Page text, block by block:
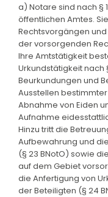
a) Notare sind nach §
öffentlichen Amtes.
Rechtsvorgängen
der vorsorgenden
Ihre Amtstätigkeit
Urkundstätigkeit nach
Beurkundungen und
Ausstellen
Abnahme von Eiden
Aufnahme
Hinzu tritt die
Aufbewahrung und
(§ 23 BNotO) sowie
auf dem Gebiet
die Anfertigung von
der Beteiligten (§ 24